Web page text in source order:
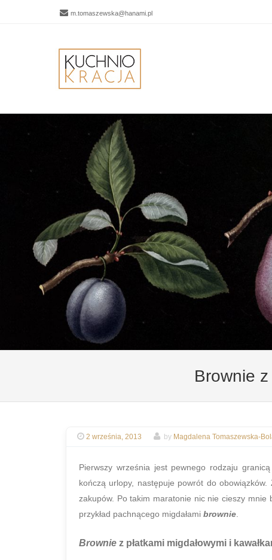
m.tomaszewska@hanami.pl
SKIP
Brownie z
2 września, 2013 by Magdalena Tomaszewska-
Pierwszy września jest pewnego rodzaju
kończą urlopy, następuje powrót do
zakupów. Po takim maratonie nic nie cieszy mnie
przykład pachnącego migdałami brownie
Brownie z płatkami migdałowymi i